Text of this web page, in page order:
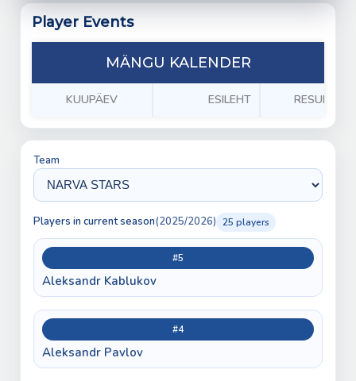
Player Events
MÄNGU KALENDER
KUUPÄEV ESILEHT RESULTS
Team
Players in current season(2025/2026) 25 players
#5
Aleksandr Kablukov
#4
Aleksandr Pavlov